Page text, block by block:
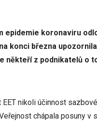
epidemie koronaviru
konci března
někteří z podnikatelů o
nikoli účinnost
chápala posuny v